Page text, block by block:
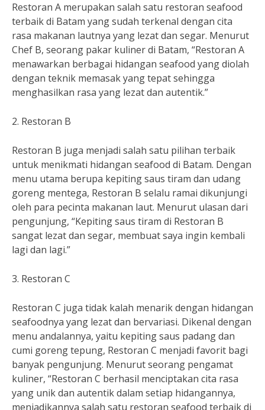
Restoran A merupakan salah satu restoran seafood
terbaik di Batam yang sudah terkenal dengan cita
rasa makanan lautnya yang lezat dan segar. Menurut
Chef B, seorang pakar kuliner di Batam, “Restoran A
menawarkan berbagai hidangan seafood yang diolah
dengan teknik memasak yang tepat sehingga
menghasilkan rasa yang lezat dan autentik.”
2. Restoran B
Restoran B juga menjadi salah satu pilihan terbaik
untuk menikmati hidangan seafood di Batam. Dengan
menu utama berupa kepiting saus tiram dan udang
goreng mentega, Restoran B selalu ramai dikunjungi
oleh para pecinta makanan laut. Menurut ulasan dari
pengunjung, “Kepiting saus tiram di Restoran B
sangat lezat dan segar, membuat saya ingin kembali
lagi dan lagi.”
3. Restoran C
Restoran C juga tidak kalah menarik dengan hidangan
seafoodnya yang lezat dan bervariasi. Dikenal dengan
menu andalannya, yaitu kepiting saus padang dan
cumi goreng tepung, Restoran C menjadi favorit bagi
banyak pengunjung. Menurut seorang pengamat
kuliner, “Restoran C berhasil menciptakan cita rasa
yang unik dan autentik dalam setiap hidangannya,
menjadikannya salah satu restoran seafood terbaik di